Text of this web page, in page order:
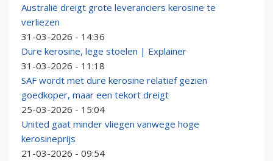
Australië dreigt grote leveranciers kerosine te
verliezen
31-03-2026 - 14:36
Dure kerosine, lege stoelen | Explainer
31-03-2026 - 11:18
SAF wordt met dure kerosine relatief gezien
goedkoper, maar een tekort dreigt
25-03-2026 - 15:04
United gaat minder vliegen vanwege hoge
kerosineprijs
21-03-2026 - 09:54